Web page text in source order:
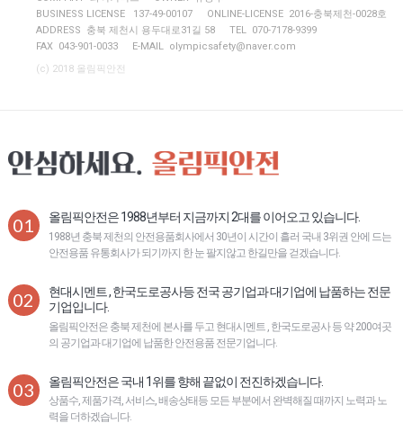
BUSINESS LICENSE 137-49-00107
ONLINE-LICENSE 2016-충북제천-0028호
ADDRESS 충북 제천시 용두대로31길 58
TEL 070-7178-9399
FAX 043-901-0033
E-MAIL olympicsafety@naver.com
(c) 2018 올림픽안전
01 올림픽안전은 1988년부터 지금까지 2대를 이어오고 있습니다.
1988년 충북 제천의 안전용품회사에서 30년이 시간이 흘러 국내 3위권 안에 드는
안전용품 유통회사가 되기까지 한 눈 팔지않고 한길만을 걷겠습니다.
02
현대시멘트 , 한국도로공사등 전국 공기업과 대기업에 납품하는 전문
기업입니다.
올림픽안전은 충북 제천에 본사를 두고 현대시멘트 , 한국도로공사 등 약 200여곳
의 공기업과 대기업에 납품한 안전용품 전문기업니다.
03 올림픽안전은 국내 1위를 향해 끝없이 전진하겠습니다.
상품수, 제품가격, 서비스, 배송상태등 모든 부분에서 완벽해질 때까지 노력과 노
력을 더하겠습니다.